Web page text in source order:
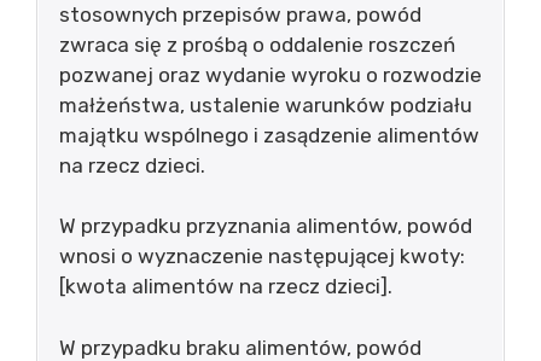
stosownych przepisów prawa, powód
zwraca się z prośbą o oddalenie roszczeń
pozwanej oraz wydanie wyroku o rozwodzie
małżeństwa, ustalenie warunków podziału
majątku wspólnego i zasądzenie alimentów
na rzecz dzieci.
W przypadku przyznania alimentów, powód
wnosi o wyznaczenie następującej kwoty:
[kwota alimentów na rzecz dzieci].
W przypadku braku alimentów, powód